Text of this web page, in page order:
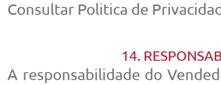
Consultar Politica de
14.
A responsabilidade do